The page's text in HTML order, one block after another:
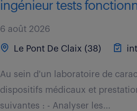
ingénieur tests
6 août 2026
Le Pont De Claix (38)
Au sein d'un laboratoire de
dispositifs médicaux et
suivantes : - Analyser les...